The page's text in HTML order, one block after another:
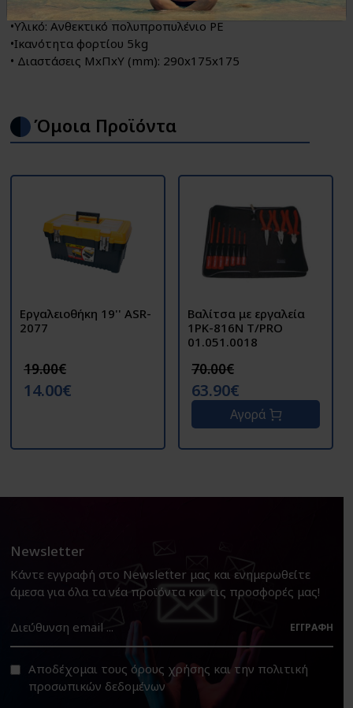
•Με ενσωματωμένη θήκη
•Υλικό: Ανθεκτικό πολυπροπυλένιο PE
•Ικανότητα φορτίου 5kg
• Διαστάσεις ΜxΠxY (mm): 290x175x175
Όμοια Προϊόντα
Εργαλειοθήκη 19'' ASR-
2077
19.00€
14.00€
Βαλίτσα με εργαλεία
1PK-816N T/PRO
01.051.0018
70.00€
63.90€
Αγορά
Newsletter
Κάντε εγγραφή στο Newsletter μας και ενημερωθείτε
άμεσα για όλα τα νέα προϊόντα και τις προσφορές μας!
ΕΓΓΡΑΦΉ
Αποδέχομαι τους όρους χρήσης και την πολιτική
προσωπικών δεδομένων